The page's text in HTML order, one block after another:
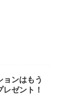
ョンはもう
ゼント！